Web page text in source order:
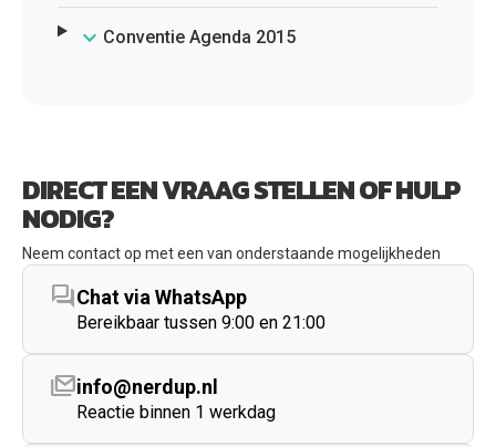
Conventie Agenda 2015
DIRECT EEN VRAAG STELLEN OF HULP
NODIG?
Neem contact op met een van onderstaande mogelijkheden
forumChat via WhatsApp
Bereikbaar tussen 9:00 en 21:00
stacked_emailinfo@nerdup.nl
Reactie binnen 1 werkdag